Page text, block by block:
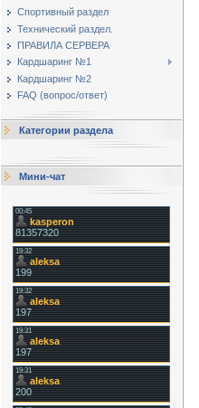
Спортивный раздел
Технический раздел.
ПРАВИЛА СЕРВЕРА
Кардшаринг №1
Кардшаринг №2
FAQ (вопрос/ответ)
Категории раздела
Мини-чат